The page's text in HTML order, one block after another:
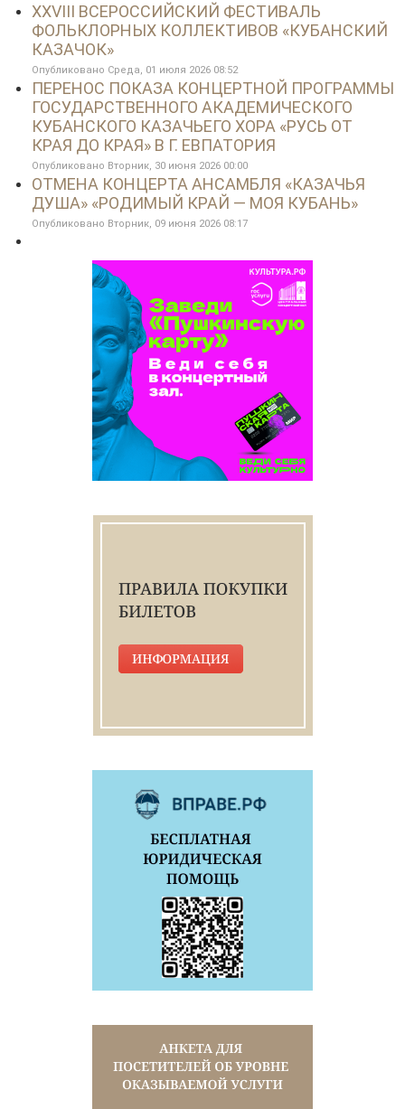
XXVIII ВСЕРОССИЙСКИЙ ФЕСТИВАЛЬ
ФОЛЬКЛОРНЫХ КОЛЛЕКТИВОВ «КУБАНСКИЙ
КАЗАЧОК»
Опубликовано Среда, 01 июля 2026 08:52
ПЕРЕНОС ПОКАЗА КОНЦЕРТНОЙ ПРОГРАММЫ
ГОСУДАРСТВЕННОГО АКАДЕМИЧЕСКОГО
КУБАНСКОГО КАЗАЧЬЕГО ХОРА «РУСЬ ОТ
КРАЯ ДО КРАЯ» В Г. ЕВПАТОРИЯ
Опубликовано Вторник, 30 июня 2026 00:00
ОТМЕНА КОНЦЕРТА АНСАМБЛЯ «КАЗАЧЬЯ
ДУША» «РОДИМЫЙ КРАЙ — МОЯ КУБАНЬ»
Опубликовано Вторник, 09 июня 2026 08:17